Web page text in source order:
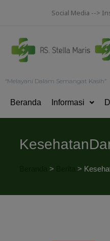
Social Media -->
“Melayani Dalam Semangat Kasih”
Beranda Informasi
> >